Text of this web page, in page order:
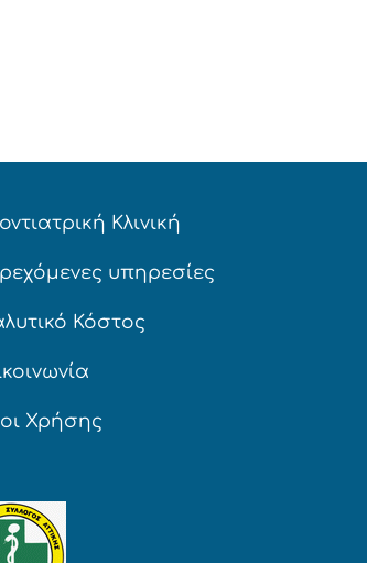
Κλινική
υπηρεσίες
Κόστος
Χρήσης